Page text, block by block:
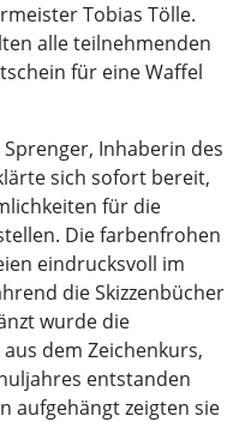
Tobias Tölle.
alle teilnehmenden
für eine Waffel
Inhaberin des
sich sofort bereit,
für die
Die farbenfrohen
eindrucksvoll im
die Skizzenbücher
wurde die
dem Zeichenkurs,
entstanden
aufgehängt zeigten sie